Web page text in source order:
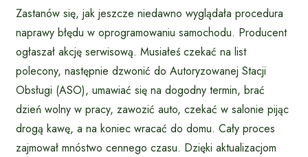
Zastanów się, jak jeszcze niedawno wyglądała procedura
naprawy błędu w oprogramowaniu samochodu. Producent
ogłaszał akcję serwisową. Musiałeś czekać na list
polecony, następnie dzwonić do Autoryzowanej Stacji
Obsługi (ASO), umawiać się na dogodny termin, brać
dzień wolny w pracy, zawozić auto, czekać w salonie pijąc
drogą kawę, a na koniec wracać do domu. Cały proces
zajmował mnóstwo cennego czasu. Dzięki aktualizacjom